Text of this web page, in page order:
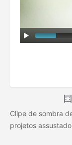
Clipe de sombra
projetos